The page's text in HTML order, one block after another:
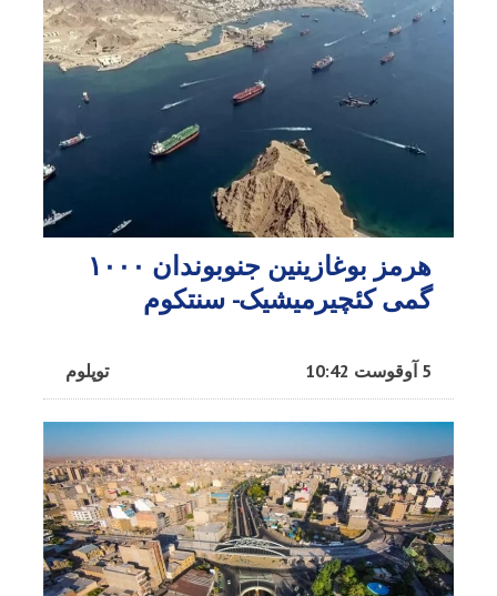
هرمز بوغازینین جنوبوندان ۱۰۰۰
گمی کئچیرمیشیک- سنتکوم
توپلوم 5 آوقوست 10:42